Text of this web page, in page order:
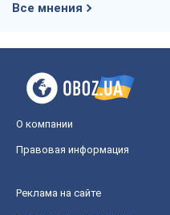
Все мнения
О компании
Правовая информация
Реклама на сайте